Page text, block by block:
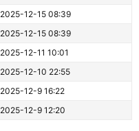
2025-12-15 08:39
2025-12-15 08:39
2025-12-11 10:01
2025-12-10 22:55
2025-12-9 16:22
2025-12-9 12:20